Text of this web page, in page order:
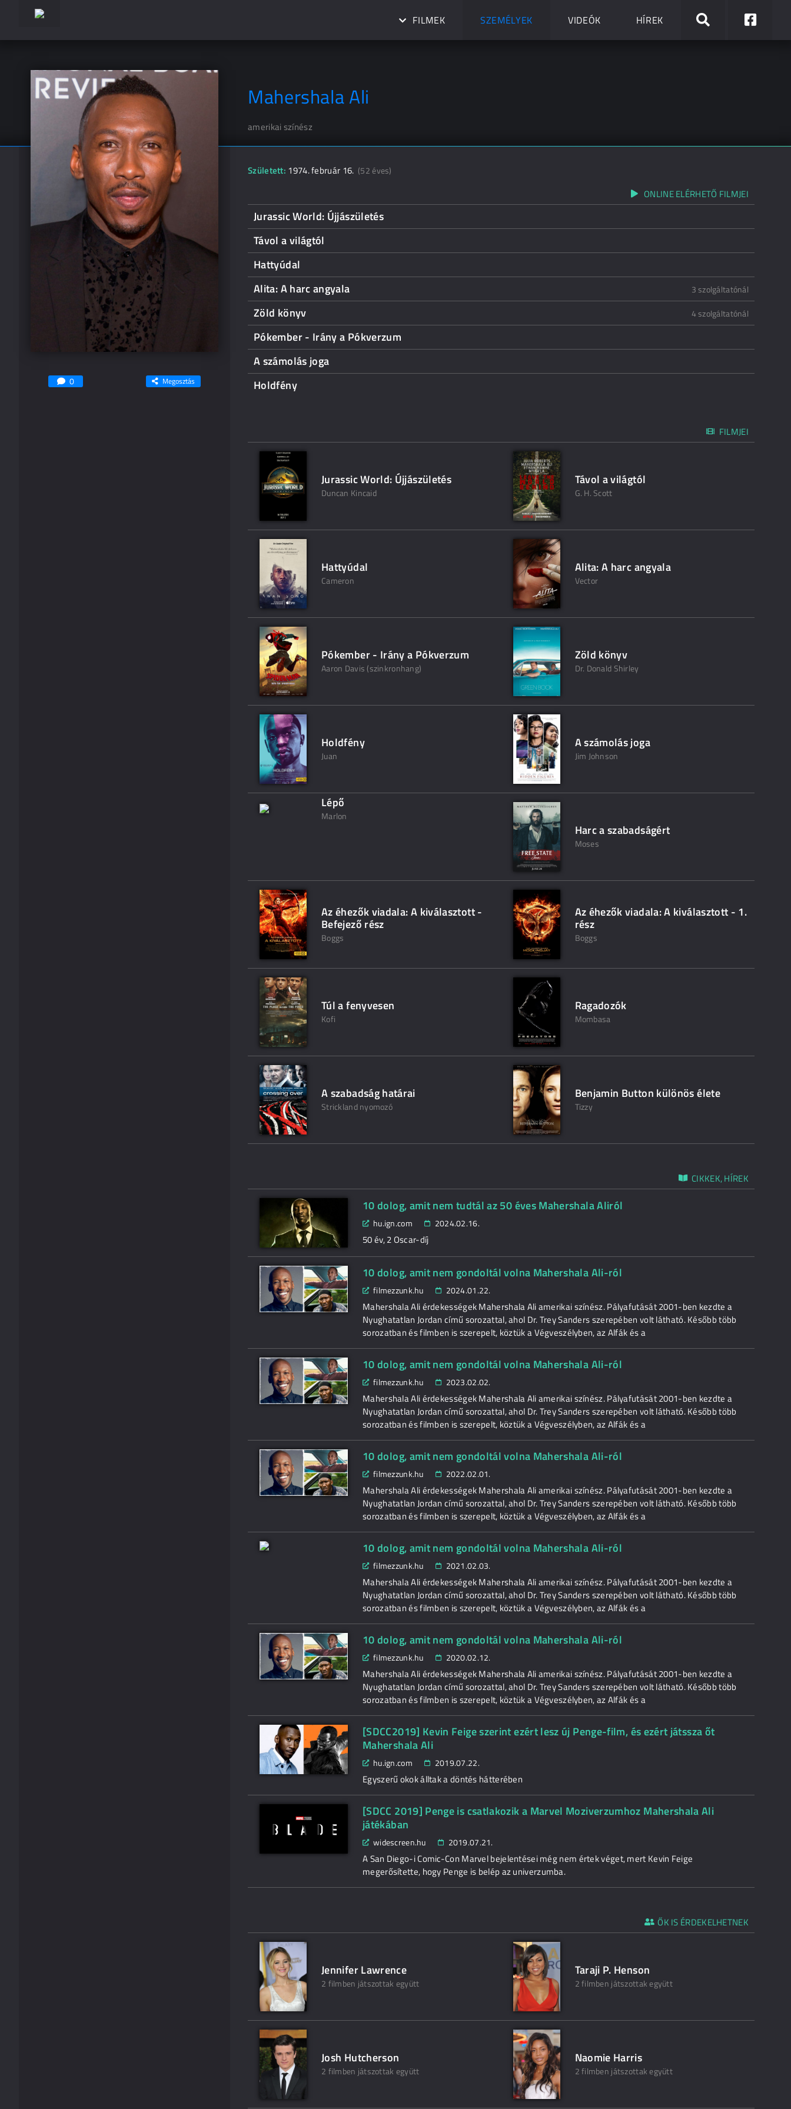
FILMEK SZEMÉLYEK VIDEÓK HÍREK
Mahershala Ali
amerikai színész
0 Megosztás
Született: 1974. február 16. (52 éves)
ONLINE ELÉRHETŐ FILMJEI
Jurassic World: Újjászületés
Távol a világtól
Hattyúdal
Alita: A harc angyala
3 szolgáltatónál
Zöld könyv 4 szolgáltatónál
Pókember - Irány a Pókverzum
A számolás joga
Holdfény
FILMJEI
Jurassic World: Újjászületés
Duncan Kincaid
Távol a világtól
G. H. Scott
Hattyúdal
Cameron
Alita: A harc angyala
Vector
Pókember - Irány a Pókverzum
Aaron Davis (szinkronhang)
Zöld könyv
Dr. Donald Shirley
Holdfény
Juan
A számolás joga
Jim Johnson
Lépő
Marlon
Harc a szabadságért
Moses
Az éhezők viadala: A kiválasztott -
Befejező rész
Boggs
Az éhezők viadala: A kiválasztott - 1.
rész
Boggs
Túl a fenyvesen
Kofi
Ragadozók
Mombasa
A szabadság határai
Strickland nyomozó
Benjamin Button különös élete
Tizzy
CIKKEK, HÍREK
10 dolog, amit nem tudtál az 50 éves Mahershala Aliról
hu.ign.com 2024.02.16.
50 év, 2 Oscar-díj
10 dolog, amit nem gondoltál volna Mahershala Ali-ról
filmezzunk.hu 2024.01.22.
Mahershala Ali érdekességek Mahershala Ali amerikai színész. Pályafutását 2001-ben kezdte a
Nyughatatlan Jordan című sorozattal, ahol Dr. Trey Sanders szerepében volt látható. Később több
sorozatban és filmben is szerepelt, köztük a Végveszélyben, az Alfák és a
10 dolog, amit nem gondoltál volna Mahershala Ali-ról
filmezzunk.hu 2023.02.02.
Mahershala Ali érdekességek Mahershala Ali amerikai színész. Pályafutását 2001-ben kezdte a
Nyughatatlan Jordan című sorozattal, ahol Dr. Trey Sanders szerepében volt látható. Később több
sorozatban és filmben is szerepelt, köztük a Végveszélyben, az Alfák és a
10 dolog, amit nem gondoltál volna Mahershala Ali-ról
filmezzunk.hu 2022.02.01.
Mahershala Ali érdekességek Mahershala Ali amerikai színész. Pályafutását 2001-ben kezdte a
Nyughatatlan Jordan című sorozattal, ahol Dr. Trey Sanders szerepében volt látható. Később több
sorozatban és filmben is szerepelt, köztük a Végveszélyben, az Alfák és a
10 dolog, amit nem gondoltál volna Mahershala Ali-ról
filmezzunk.hu 2021.02.03.
Mahershala Ali érdekességek Mahershala Ali amerikai színész. Pályafutását 2001-ben kezdte a
Nyughatatlan Jordan című sorozattal, ahol Dr. Trey Sanders szerepében volt látható. Később több
sorozatban és filmben is szerepelt, köztük a Végveszélyben, az Alfák és a
10 dolog, amit nem gondoltál volna Mahershala Ali-ról
filmezzunk.hu 2020.02.12.
Mahershala Ali érdekességek Mahershala Ali amerikai színész. Pályafutását 2001-ben kezdte a
Nyughatatlan Jordan című sorozattal, ahol Dr. Trey Sanders szerepében volt látható. Később több
sorozatban és filmben is szerepelt, köztük a Végveszélyben, az Alfák és a
[SDCC2019] Kevin Feige szerint ezért lesz új Penge-film, és ezért játssza őt
Mahershala Ali
hu.ign.com 2019.07.22.
Egyszerű okok álltak a döntés hátterében
[SDCC 2019] Penge is csatlakozik a Marvel Moziverzumhoz Mahershala Ali
játékában
widescreen.hu 2019.07.21.
A San Diego-i Comic-Con Marvel bejelentései még nem értek véget, mert Kevin Feige
megerősítette, hogy Penge is belép az univerzumba.
ŐK IS ÉRDEKELHETNEK
Jennifer Lawrence
2 filmben játszottak együtt
Taraji P. Henson
2 filmben játszottak együtt
Josh Hutcherson
2 filmben játszottak együtt
Naomie Harris
2 filmben játszottak együtt